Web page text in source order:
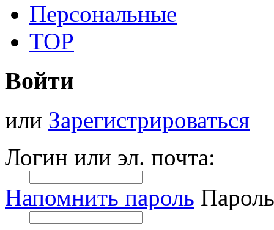
Персональные
TOP
Войти
или Зарегистрироваться
Логин или эл. почта:
Напомнить пароль